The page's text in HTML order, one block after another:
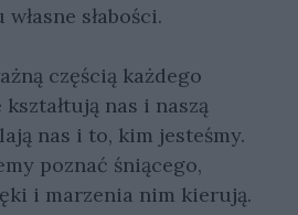
słabości.
częścią każdego
nas i naszą
nas i to, kim jesteśmy.
poznać śniącego,
i marzenia nim kierują.